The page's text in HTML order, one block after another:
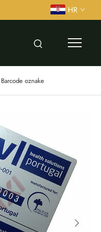
HR
oznake